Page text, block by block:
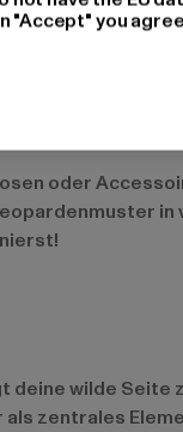
oder
wilde Seite
zentrales
"Accept" you